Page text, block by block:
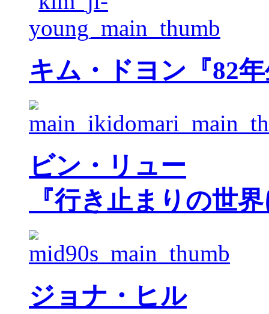
キム・ドヨン『82
ビン・リュー
『行き止まりの世
ジョナ・ヒル